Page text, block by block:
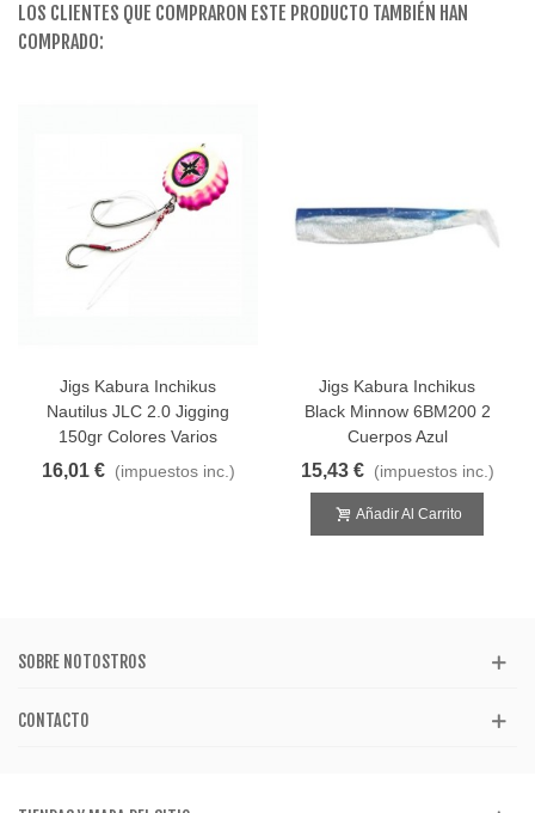
LOS CLIENTES QUE COMPRARON ESTE PRODUCTO TAMBIÉN HAN
COMPRADO:
Jigs Kabura Inchikus
Nautilus JLC 2.0 Jigging
150gr Colores Varios
16,01 € (impuestos inc.)
Jigs Kabura Inchikus
Black Minnow 6BM200 2
Cuerpos Azul
15,43 € (impuestos inc.)
Añadir Al Carrito
SOBRE NOTOSTROS
CONTACTO